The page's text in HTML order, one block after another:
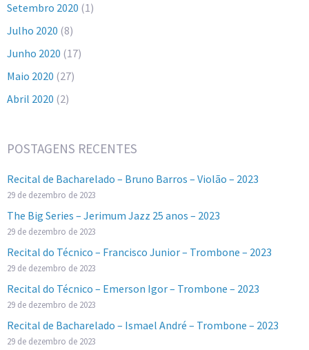
Setembro 2020 (1)
Julho 2020 (8)
Junho 2020 (17)
Maio 2020 (27)
Abril 2020 (2)
POSTAGENS RECENTES
Recital de Bacharelado – Bruno Barros – Violão – 2023
29 de dezembro de 2023
The Big Series – Jerimum Jazz 25 anos – 2023
29 de dezembro de 2023
Recital do Técnico – Francisco Junior – Trombone – 2023
29 de dezembro de 2023
Recital do Técnico – Emerson Igor – Trombone – 2023
29 de dezembro de 2023
Recital de Bacharelado – Ismael André – Trombone – 2023
29 de dezembro de 2023